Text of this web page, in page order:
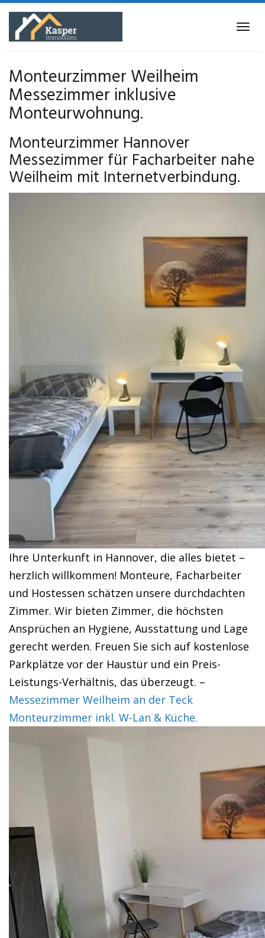
Skip
main
Monteurzimmer Weilheim
Messezimmer inklusive
Monteurwohnung.
Monteurzimmer Hannover
Messezimmer für Facharbeiter nahe
Weilheim mit Internetverbindung.
Ihre Unterkunft in Hannover, die alles bietet –
herzlich willkommen! Monteure, Facharbeiter
und Hostessen schätzen unsere durchdachten
Zimmer. Wir bieten Zimmer, die höchsten
Ansprüchen an Hygiene, Ausstattung und Lage
gerecht werden. Freuen Sie sich auf kostenlose
Parkplätze vor der Haustür und ein Preis-
Leistungs-Verhältnis, das überzeugt. –
Messezimmer Weilheim an der Teck
Monteurzimmer inkl. W-Lan & Küche.